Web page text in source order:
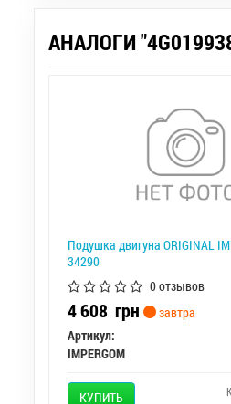
АНАЛОГИ
Подушка двигуна ORIGINAL
34290
0 отзывов
4 608 грн
завтра
Артикул:
IMPERGOM
КУПИТЬ